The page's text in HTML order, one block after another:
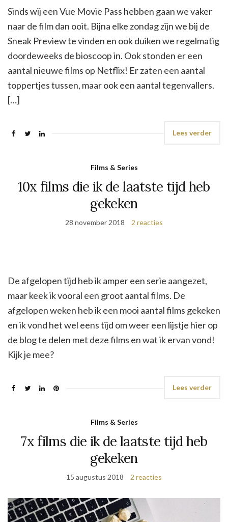
Sinds wij een Vue Movie Pass hebben gaan we vaker
naar de film dan ooit. Bijna elke zondag zijn we bij de
Sneak Preview te vinden en ook duiken we regelmatig
doordeweeks de bioscoop in. Ook stonden er een
aantal nieuwe films op Netflix! Er zaten een aantal
toppertjes tussen, maar ook een aantal tegenvallers.
[…]
Lees verder
Films & Series
10x films die ik de laatste tijd heb
gekeken
28 november 2018 2 reacties
De afgelopen tijd heb ik amper een serie aangezet,
maar keek ik vooral een groot aantal films. De
afgelopen weken heb ik een mooi aantal films gekeken
en ik vond het wel eens tijd om weer een lijstje hier op
de blog te delen met deze films en wat ik ervan vond!
Kijk je mee?
Lees verder
Films & Series
7x films die ik de laatste tijd heb
gekeken
15 augustus 2018 2 reacties